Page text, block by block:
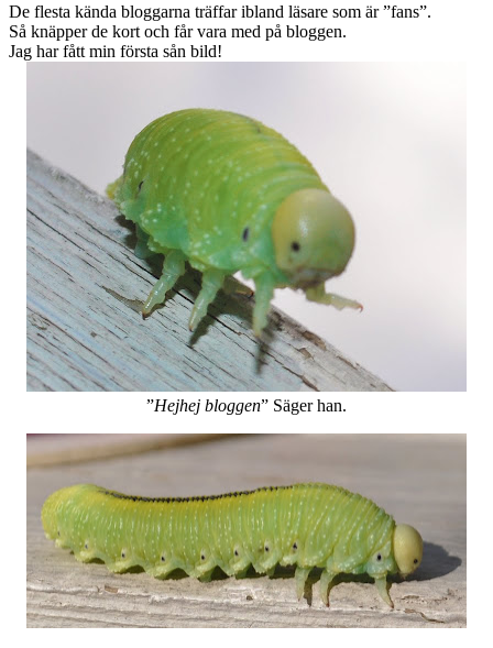
De flesta kända bloggarna träffar ibland läsare som är ”fans”.
Så knäpper de kort och får vara med på bloggen.
Jag har fått min första sån bild!
”Hejhej bloggen” Säger han.